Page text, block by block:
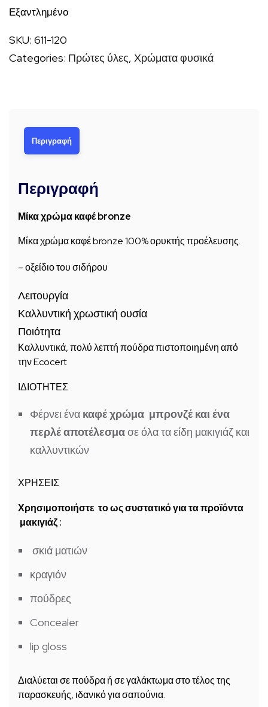
Εξαντλημένο
SKU: 611-120
Categories: Πρώτες ύλες, Χρώματα φυσικά
Περιγραφή
Περιγραφή
Μίκα χρώμα καφέ bronze
Μίκα χρώμα καφέ bronze 100% ορυκτής προέλευσης.
– οξείδιο του σιδήρου
Λειτουργία
Καλλυντική χρωστική ουσία
Ποιότητα
Καλλυντικά, πολύ λεπτή πούδρα πιστοποιημένη από
την Ecocert
ΙΔΙΟΤΗΤΕΣ
Φέρνει ένα καφέ χρώμα μπρονζέ και ένα
περλέ αποτέλεσμασε όλα τα είδη μακιγιάζ και
καλλυντικών
ΧΡΗΣΕΙΣ
Χρησιμοποιήστε το ως συστατικό για τα προϊόντα
μακιγιάζ :
σκιά ματιών
κραγιόν
πούδρες
Concealer
lip gloss
Διαλύεται σε πούδρα ή σε γαλάκτωμα στο τέλος της
παρασκευής, ιδανικό για σαπούνια.